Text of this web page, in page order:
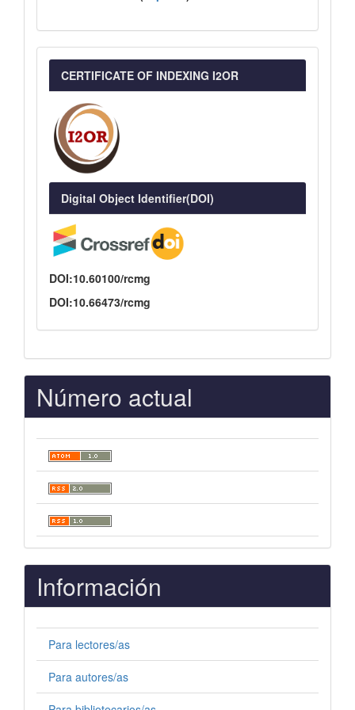
CERTIFICATE OF INDEXING I2OR
Digital Object Identifier(DOI)
DOI:10.60100/rcmg
DOI:10.66473/rcmg
Número actual
Información
Para lectores/as
Para autores/as